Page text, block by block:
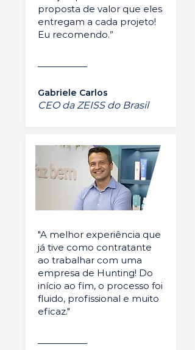
proposta de valor que eles
entregam a cada projeto!
Eu recomendo.”
Gabriele Carlos
CEO da ZEISS do Brasil
"A melhor experiência que
já tive como contratante
ao trabalhar com uma
empresa de Hunting! Do
início ao fim, o processo foi
fluido, profissional e muito
eficaz."